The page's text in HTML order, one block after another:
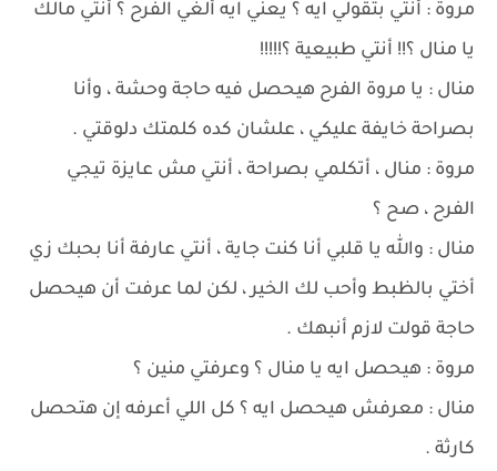
مروة : أنتي بتقولي ايه ؟ يعني ايه ألغي الفرح ؟ أنتي مالك
يا منال ؟!! أنتي طبيعية ؟!!!!!
منال : يا مروة الفرح هيحصل فيه حاجة وحشة ، وأنا
بصراحة خايفة عليكي ، علشان كده كلمتك دلوقتي .
مروة : منال ، أتكلمي بصراحة ، أنتي مش عايزة تيجي
الفرح ، صح ؟
منال : والله يا قلبي أنا كنت جاية ، أنتي عارفة أنا بحبك زي
أختي بالظبط وأحب لك الخير ، لكن لما عرفت أن هيحصل
حاجة قولت لازم أنبهك .
مروة : هيحصل ايه يا منال ؟ وعرفتي منين ؟
منال : معرفش هيحصل ايه ؟ كل اللي أعرفه إن هتحصل
كارثة .